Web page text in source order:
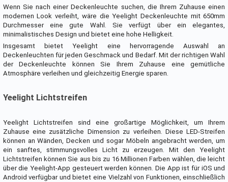
Wenn Sie nach einer Deckenleuchte suchen, die Ihrem Zuhause einen
modernen Look verleiht, wäre die Yeelight Deckenleuchte mit 650mm
Durchmesser eine gute Wahl. Sie verfügt über ein elegantes,
minimalistisches Design und bietet eine hohe Helligkeit.
Insgesamt bietet Yeelight eine hervorragende Auswahl an
Deckenleuchten für jeden Geschmack und Bedarf. Mit der richtigen Wahl
der Deckenleuchte können Sie Ihrem Zuhause eine gemütliche
Atmosphäre verleihen und gleichzeitig Energie sparen.
Yeelight Lichtstreifen
Yeelight Lichtstreifen sind eine großartige Möglichkeit, um Ihrem
Zuhause eine zusätzliche Dimension zu verleihen. Diese LED-Streifen
können an Wänden, Decken und sogar Möbeln angebracht werden, um
ein sanftes, stimmungsvolles Licht zu erzeugen. Mit den Yeelight
Lichtstreifen können Sie aus bis zu 16 Millionen Farben wählen, die leicht
über die Yeelight-App gesteuert werden können. Die App ist für iOS und
Android verfügbar und bietet eine Vielzahl von Funktionen, einschließlich